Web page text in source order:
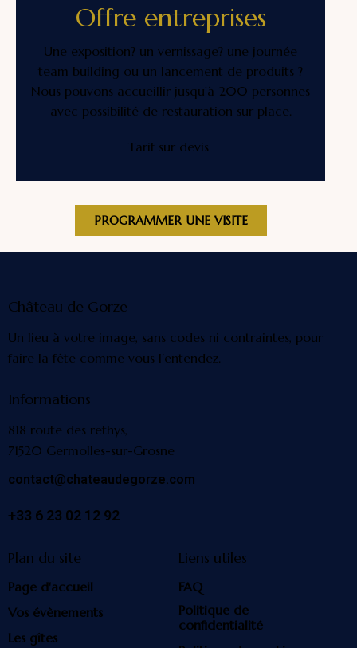
Offre entreprises
Une exposition? un vernissage? une journée
team building ou un lancement de produits ?
Nous pouvons accueillir jusqu'à 200 personnes
avec possibilité de restauration sur place.
Tarif sur devis
PROGRAMMER UNE VISITE
Château de Gorze
Un lieu à votre image, sans codes ni contraintes, pour
faire la fête comme vous l’entendez.
Informations
818 route des rethys,
71520 Germolles-sur-Grosne
contact@chateaudegorze.com
+33 6 23 02 12 92
Plan du site
Page d'accueil
Vos évènements
Les gîtes
Liens utiles
FAQ
Politique de
confidentialité